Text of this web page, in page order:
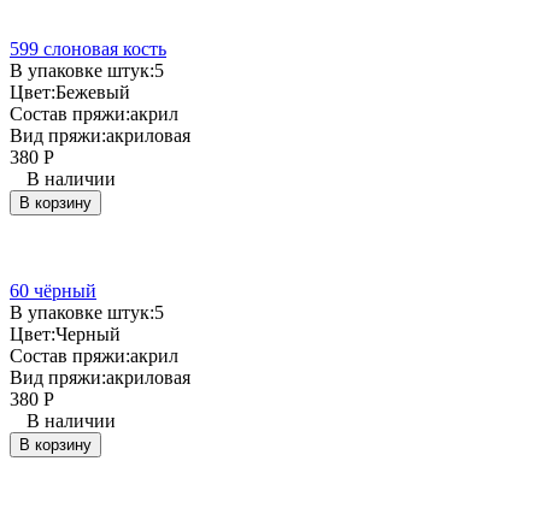
599 слоновая кость
В упаковке штук:5
Цвет:Бежевый
Состав пряжи:акрил
Вид пряжи:акриловая
380 Р
В наличии
В корзину
60 чёрный
В упаковке штук:5
Цвет:Черный
Состав пряжи:акрил
Вид пряжи:акриловая
380 Р
В наличии
В корзину